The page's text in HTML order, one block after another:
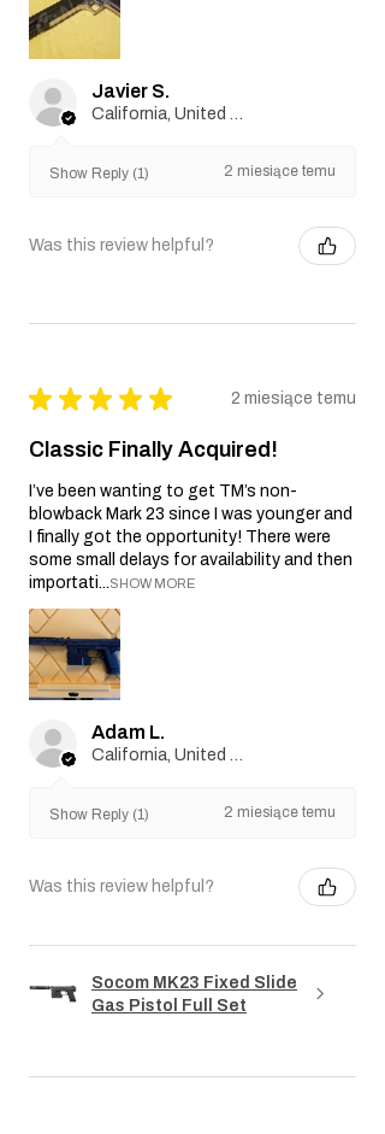
Javier S.
Show Reply (1) 2 miesiące temu
Was this review helpful?
★ ★ ★ ★ ★ 2 miesiące temu
Classic Finally Acquired!
I’ve been wanting to get TM’s non-
blowback Mark 23 since I was younger and
I finally got the opportunity! There were
some small delays for availability and then
importati...SHOW MORE
Adam L.
Show Reply (1) 2 miesiące temu
Was this review helpful?
Socom MK23 Fixed Slide
Gas Pistol Full Set